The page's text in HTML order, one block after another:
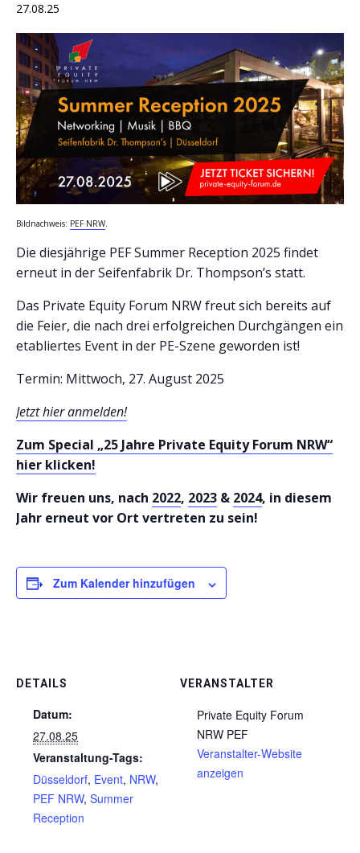
27.08.25
Bildnachweis: PEF NRW.
Die diesjährige PEF Summer Reception 2025 findet
erneut in der Seifenfabrik Dr. Thompson’s statt.
Das Private Equity Forum NRW freut sich bereits auf
die Feier, die nach drei erfolgreichen Durchgängen ein
etabliertes Event in der PE-Szene geworden ist!
Termin: Mittwoch, 27. August 2025
Jetzt hier anmelden!
Zum Special „25 Jahre Private Equity Forum NRW“
hier klicken!
Wir freuen uns, nach 2022, 2023 & 2024, in diesem
Jahr erneut vor Ort vertreten zu sein!
Zum Kalender hinzufügen
DETAILS
Datum:
27.08.25
Veranstaltung-Tags:
Düsseldorf, Event, NRW,
PEF NRW, Summer
Reception
VERANSTALTER
Private Equity Forum
NRW PEF
Veranstalter-Website
anzeigen